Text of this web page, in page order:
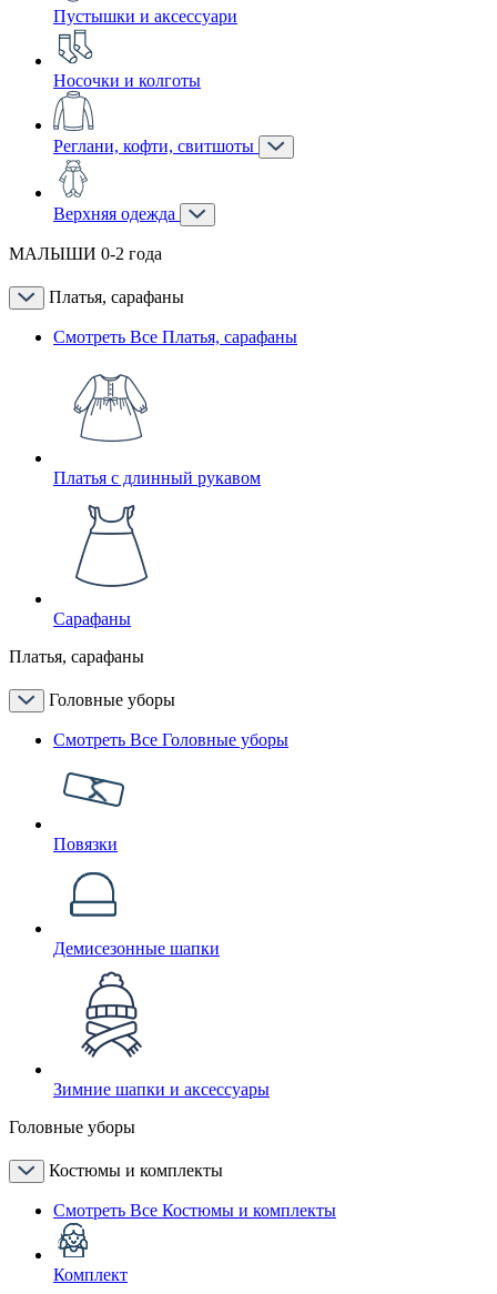
Пустышки и аксессуари
Носочки и колготы
Реглани, кофти, свитшоты
Верхняя одежда
МАЛЫШИ 0-2 года
Платья, сарафаны
Смотреть Все Платья, сарафаны
Платья с длинный рукавом
Сарафаны
Платья, сарафаны
Головные уборы
Смотреть Все Головные уборы
Повязки
Демисезонные шапки
Зимние шапки и аксессуары
Головные уборы
Костюмы и комплекты
Смотреть Все Костюмы и комплекты
Комплект